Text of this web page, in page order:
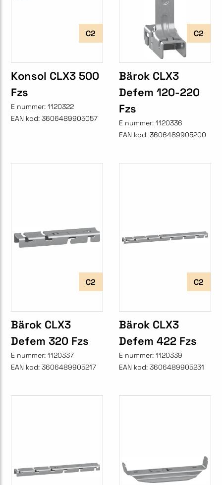
C2
Konsol CLX3 500
Fzs
E nummer: 1120322
EAN kod: 3606489905057
C2
Bärok CLX3
Defem 120-220
Fzs
E nummer: 1120336
EAN kod: 3606489905200
C2
Bärok CLX3
Defem 320 Fzs
E nummer: 1120337
EAN kod: 3606489905217
C2
Bärok CLX3
Defem 422 Fzs
E nummer: 1120339
EAN kod: 3606489905231